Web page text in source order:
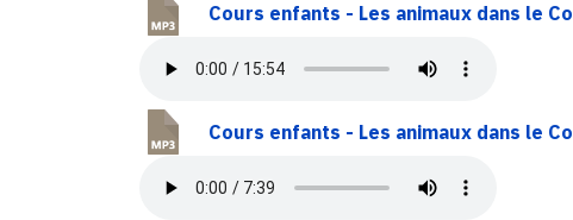
Cours enfants - Les animaux dans le
Cours enfants - Les animaux dans le